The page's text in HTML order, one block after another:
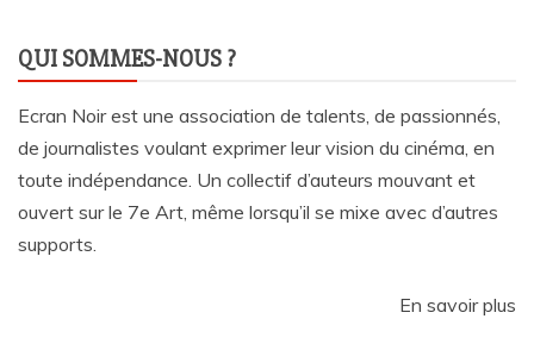
QUI SOMMES-NOUS ?
Ecran Noir est une association de talents, de passionnés,
de journalistes voulant exprimer leur vision du cinéma, en
toute indépendance. Un collectif d’auteurs mouvant et
ouvert sur le 7e Art, même lorsqu’il se mixe avec d’autres
supports.
En savoir plus